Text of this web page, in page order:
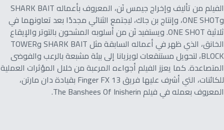
الفيلم من تأليف وإخراج جيمس نَن، المعروف بأعماله SHARK BAIT
وONE SHOT، وإنتاج بن جاك، ليجتمع الثنائي مجددًا بعد تعاونهما في
ثلاثية ONE SHOT. ويستفيد نَن من أسلوبه المشحون بالتوتر والإيقاع
الخانق، الذي ظهر في أعماله السابقة مثل SHARK BAIT وTOWER
BLOCK، لتحويل مستنقعات لويزيانا إلى بيئة مشبعة بالرعب والفوضى
المتصاعدة. كما يعزز الفيلم أجواءه المرعبة من خلال المؤثرات العملية
للكائنات، التي أشرف عليها فريق 13 Finger FX بقيادة دان مارتن،
المعروف بعمله في فيلم The Banshees Of Inisherin.